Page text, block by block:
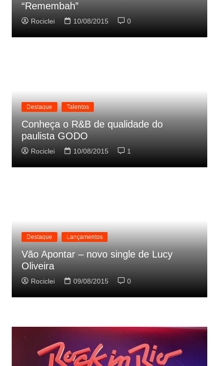
“Remembah”
Rociclei 10/08/2015 0
Destaque Talentos
Conheça o R&B de qualidade do
paulista GODO
Rociclei 10/08/2015 1
Destaque Lançamentos
Vão Apontar – novo single de Lucy
Oliveira
Rociclei 09/08/2015 0